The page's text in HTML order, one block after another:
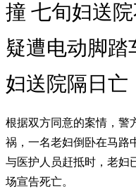
撞 七旬妇送
疑遭电动脚踏
妇送院隔日亡
根据双方同意的案情，警
祸，一名老妇倒卧在马路
与医护人员赶抵时，老妇
场宣告死亡。